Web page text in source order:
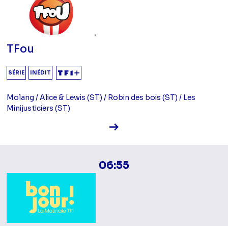
TFou
SÉRIE INÉDIT
Molang / Alice & Lewis (ST) / Robin des bois (ST) / Les
Minijusticiers (ST)
Voir la fiche diffusion
06:55